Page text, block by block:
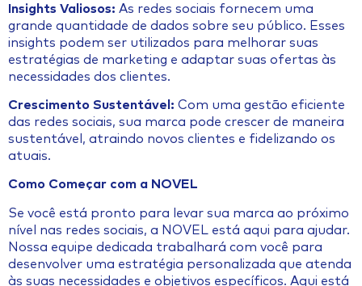
Insights Valiosos: As redes sociais fornecem uma
grande quantidade de dados sobre seu público. Esses
insights podem ser utilizados para melhorar suas
estratégias de marketing e adaptar suas ofertas às
necessidades dos clientes.
Crescimento Sustentável: Com uma gestão eficiente
das redes sociais, sua marca pode crescer de maneira
sustentável, atraindo novos clientes e fidelizando os
atuais.
Como Começar com a NOVEL
Se você está pronto para levar sua marca ao próximo
nível nas redes sociais, a NOVEL está aqui para ajudar.
Nossa equipe dedicada trabalhará com você para
desenvolver uma estratégia personalizada que atenda
às suas necessidades e objetivos específicos. Aqui está